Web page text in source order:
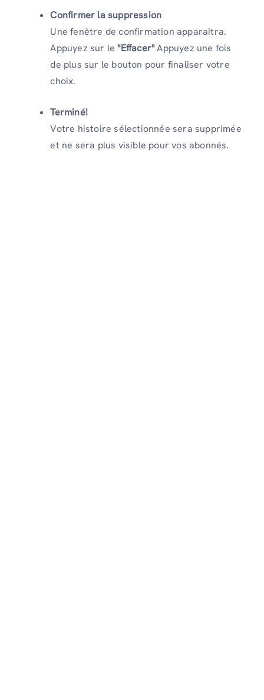
Confirmer la suppression
Une fenêtre de confirmation apparaîtra.
Appuyez sur le"Effacer"Appuyez une fois
de plus sur le bouton pour finaliser votre
choix.
Terminé!
Votre histoire sélectionnée sera supprimée
et ne sera plus visible pour vos abonnés.